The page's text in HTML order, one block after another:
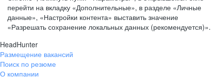
перейти на вкладку «Дополнительные», в разделе «Личные
данные», «Настройки контента» выставить значение
«Разрешать сохранение локальных данных (рекомендуется)».
HeadHunter
Размещение вакансий
Поиск по резюме
О компании